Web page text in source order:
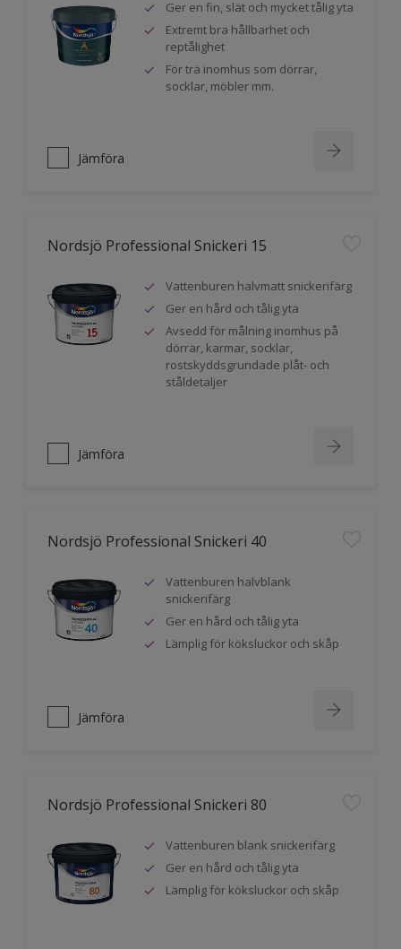
Ger en fin, slät och mycket tålig yta
Extremt bra hållbarhet och
reptålighet
För trä inomhus som dörrar,
socklar, möbler mm.
Jämföra
Nordsjö Professional Snickeri 15
Vattenburen halvmatt snickerifärg
Ger en hård och tålig yta
Avsedd för målning inomhus på
dörrar, karmar, socklar,
rostskyddsgrundade plåt- och
ståldetaljer
Jämföra
Nordsjö Professional Snickeri 40
Vattenburen halvblank
snickerifärg
Ger en hård och tålig yta
Lämplig för köksluckor och skåp
Jämföra
Nordsjö Professional Snickeri 80
Vattenburen blank snickerifärg
Ger en hård och tålig yta
Lämplig för köksluckor och skåp